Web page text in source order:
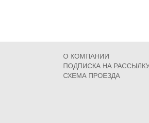
О КОМПАНИИ
ПОДПИСКА НА
СХЕМА ПРОЕЗДА